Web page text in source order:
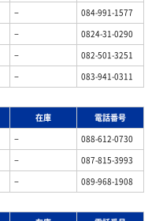
−
084-991-1577
−
0824-31-0290
−
082-501-3251
− 083-941-0311
在庫
電話番号
−
088-612-0730
−
087-815-3993
− 089-968-1908